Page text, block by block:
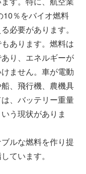
10％をバイオ燃料
必要があります。
あります。燃料は
り、エネルギーが
ません。車が電動
、飛行機、農機具
、バッテリー重量
う現状がありま
ルな燃料を作り提
ています。